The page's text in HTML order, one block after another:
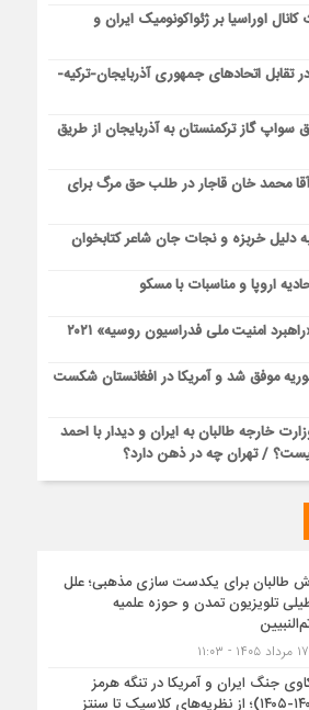
اوراسیا بر ژئواکونومیک ایران و
تقابل اتحادهای جمهوری آذربایجان-ترکیه-
سواپ گاز ترکمنستان به آذربایجان از طریق
محمد خان قاجار در طلب حق مرگ برای
دلیل خربزه و نجات جان شاعر کتابخوان
اروپا و مناسبات با مسکو
امنیت ملی فدراسیون روسیه» ۲۰۲۱
موفق شد و آمریکا در افغانستان شکست
خارجه طالبان به ایران و دیدار با احمد
/ تهران چه در ذهن دارد؟
طالبان برای یکدست سازی مذهبی؛ علل
تلویزیون تمدن و حوزه علمیه
جنگ ایران و آمریکا در تنگه هرمز
(۱۴۰۴-۱۴۰۵)؛ از نظریه‌های کلاسیک تا سنتز